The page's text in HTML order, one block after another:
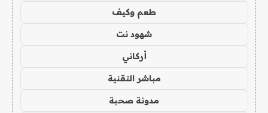
طعم وكيف
شهود نت
أركاني
مباشر التقنية
مدونة صحبة